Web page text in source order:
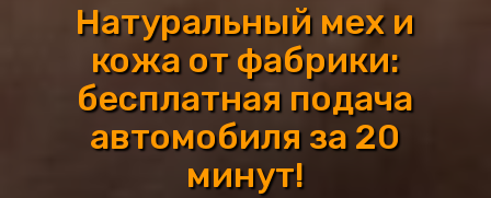
Натуральный мех и
кожа от фабрики:
бесплатная подача
автомобиля за 20
минут!